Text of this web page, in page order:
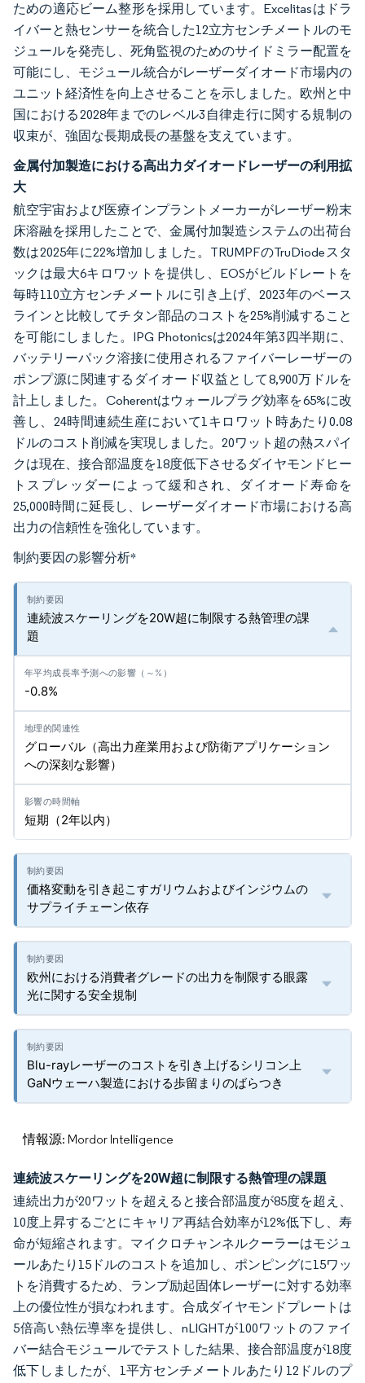
ための適応ビーム整形を採用しています。Excelitasはドラ
イバーと熱センサーを統合した12立方センチメートルのモ
ジュールを発売し、死角監視のためのサイドミラー配置を
可能にし、モジュール統合がレーザーダイオード市場内の
ユニット経済性を向上させることを示しました。欧州と中
国における2028年までのレベル3自律走行に関する規制の
収束が、強固な長期成長の基盤を支えています。
金属付加製造における高出力ダイオードレーザーの利用拡
大
航空宇宙および医療インプラントメーカーがレーザー粉末
床溶融を採用したことで、金属付加製造システムの出荷台
数は2025年に22%増加しました。TRUMPFのTruDiodeスタ
ックは最大6キロワットを提供し、EOSがビルドレートを
毎時110立方センチメートルに引き上げ、2023年のベース
ラインと比較してチタン部品のコストを25%削減すること
を可能にしました。IPG Photonicsは2024年第3四半期に、
バッテリーパック溶接に使用されるファイバーレーザーの
ポンプ源に関連するダイオード収益として8,900万ドルを
計上しました。Coherentはウォールプラグ効率を65%に改
善し、24時間連続生産において1キロワット時あたり0.08
ドルのコスト削減を実現しました。20ワット超の熱スパイ
クは現在、接合部温度を18度低下させるダイヤモンドヒー
トスプレッダーによって緩和され、ダイオード寿命を
25,000時間に延長し、レーザーダイオード市場における高
出力の信頼性を強化しています。
制約要因の影響分析*
連続波スケーリングを20W超に制限する熱管理の課
題
-0.8%
グローバル（高出力産業用および防衛アプリケーション
への深刻な影響）
短期（2年以内）
価格変動を引き起こすガリウムおよびインジウムの
サプライチェーン依存
欧州における消費者グレードの出力を制限する眼露
光に関する安全規制
Blu-rayレーザーのコストを引き上げるシリコン上
GaNウェーハ製造における歩留まりのばらつき
情報源: Mordor Intelligence
連続波スケーリングを20W超に制限する熱管理の課題
連続出力が20ワットを超えると接合部温度が85度を超え、
10度上昇するごとにキャリア再結合効率が12%低下し、寿
命が短縮されます。マイクロチャンネルクーラーはモジュ
ールあたり15ドルのコストを追加し、ポンピングに15ワッ
トを消費するため、ランプ励起固体レーザーに対する効率
上の優位性が損なわれます。合成ダイヤモンドプレートは
5倍高い熱伝導率を提供し、nLIGHTが100ワットのファイ
バー結合モジュールでテストした結果、接合部温度が18度
低下しましたが、1平方センチメートルあたり12ドルのプ